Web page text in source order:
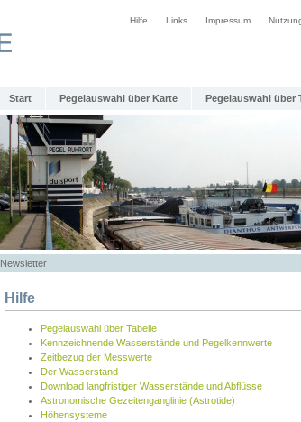
Hilfe Links Impressum
Start Pegelauswahl über Karte Pegelauswahl über
Newsletter
Hilfe
Pegelauswahl über Tabelle
Kennzeichnende Wasserstände und Pegelkennwerte
Zeitbezug der Messwerte
Der Wasserstand
Download langfristiger Wasserstände und Abflüsse
Astronomische Gezeitenganglinie (Astrotide)
Höhensysteme